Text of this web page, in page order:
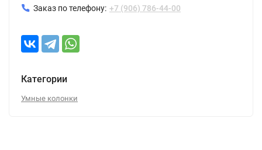
Заказ по телефону: +7 (906) 786-44-00
Категории
Умные колонки